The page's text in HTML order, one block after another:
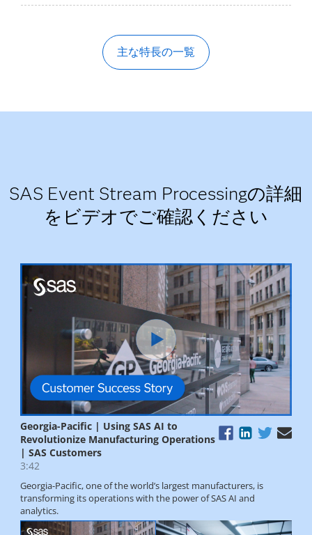
主な特長の一覧
SAS Event Stream Processingの詳細
をビデオでご確認ください